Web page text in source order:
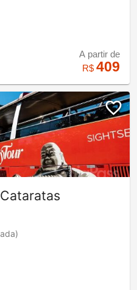
A partir de
R$ 409